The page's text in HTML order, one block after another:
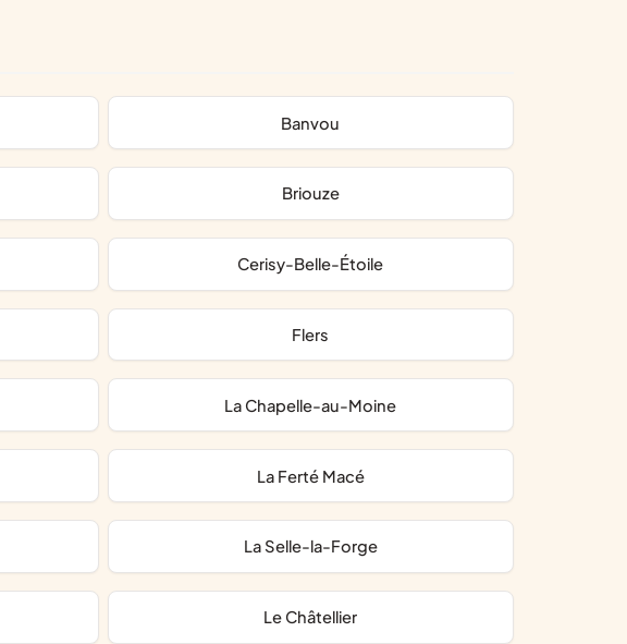
Banvou
Briouze
Cerisy-Belle-Étoile
Flers
La Chapelle-au-Moine
La Ferté Macé
La Selle-la-Forge
Le Châtellier